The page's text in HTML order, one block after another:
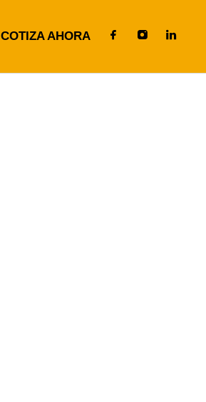
COTIZA AHORA